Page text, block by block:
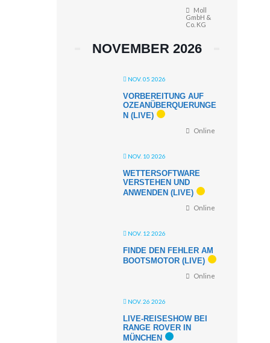
Moll
GmbH &
Co. KG
NOVEMBER 2026
NOV. 05 2026
VORBEREITUNG AUF
OZEANÜBERQUERUNGE
N (LIVE)
Online
NOV. 10 2026
WETTERSOFTWARE
VERSTEHEN UND
ANWENDEN (LIVE)
Online
NOV. 12 2026
FINDE DEN FEHLER AM
BOOTSMOTOR (LIVE)
Online
NOV. 26 2026
LIVE-REISESHOW BEI
RANGE ROVER IN
MÜNCHEN